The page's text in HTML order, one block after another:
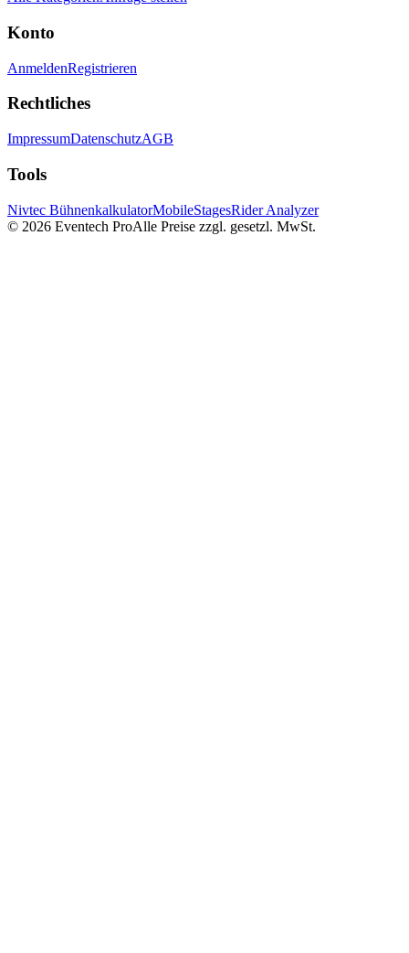
Konto
AnmeldenRegistrieren
Rechtliches
ImpressumDatenschutzAGB
Tools
Nivtec BühnenkalkulatorMobileStagesRider Analyzer
© 2026 Eventech ProAlle Preise zzgl. gesetzl. MwSt.